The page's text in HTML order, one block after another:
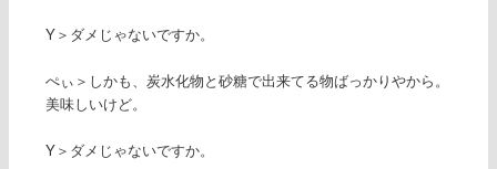
Y＞ダメじゃないですか。
ぺぃ＞しかも、炭水化物と砂糖で出来てる物ばっかりやから。
美味しいけど。
Y＞ダメじゃないですか。